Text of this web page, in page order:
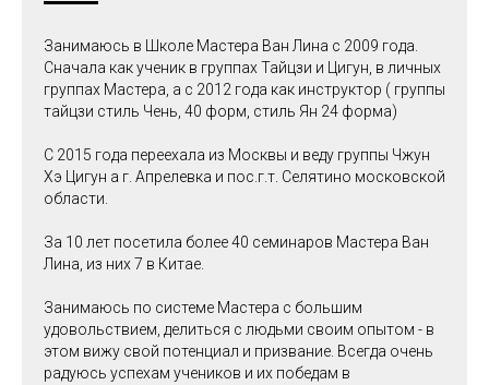
Занимаюсь в Школе Мастера Ван Лина с 2009 года.
Сначала как ученик в группах Тайцзи и Цигун, в личных
группах Мастера, а с 2012 года как инструктор ( группы
тайцзи стиль Чень, 40 форм, стиль Ян 24 форма)
С 2015 года переехала из Москвы и веду группы Чжун
Хэ Цигун а г. Апрелевка и пос.г.т. Селятино московской
области.
За 10 лет посетила более 40 семинаров Мастера Ван
Лина, из них 7 в Китае.
Занимаюсь по системе Мастера с большим
удовольствием, делиться с людьми своим опытом - в
этом вижу свой потенциал и призвание. Всегда очень
радуюсь успехам учеников и их победам в